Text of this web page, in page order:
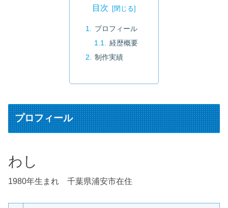
目次
プロフィール
経歴概要
制作実績
プロフィール
わし
1980年生まれ 千葉県浦安市在住